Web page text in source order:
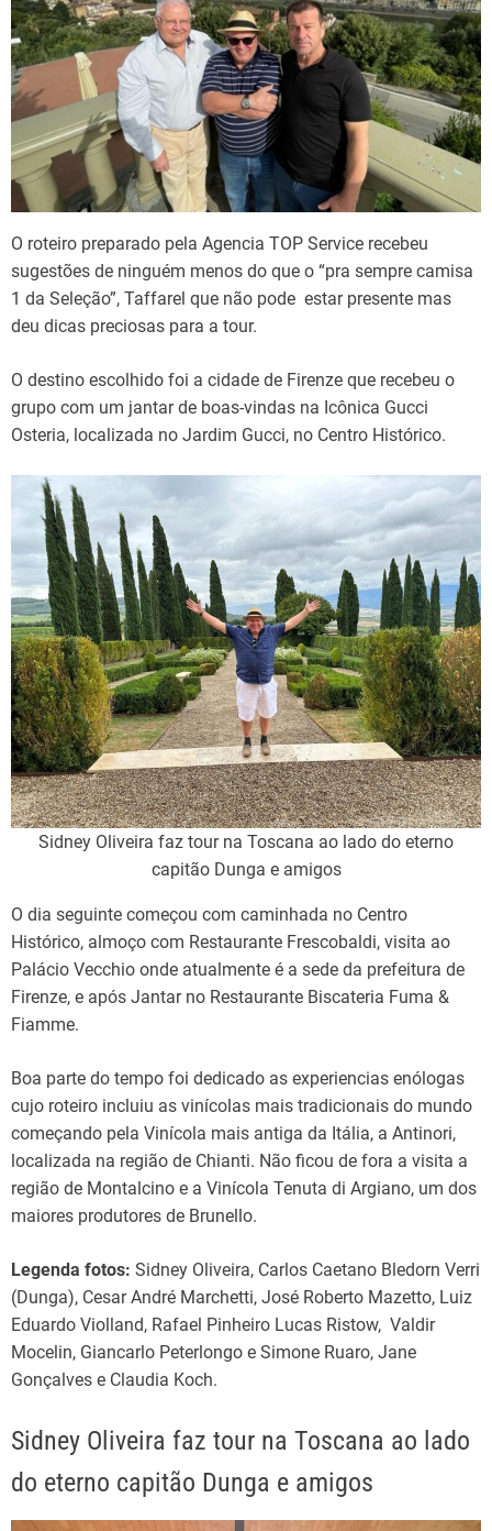
O roteiro preparado pela Agencia TOP Service recebeu
sugestões de ninguém menos do que o “pra sempre camisa
1 da Seleção”, Taffarel que não pode estar presente mas
deu dicas preciosas para a tour.
O destino escolhido foi a cidade de Firenze que recebeu o
grupo com um jantar de boas-vindas na Icônica Gucci
Osteria, localizada no Jardim Gucci, no Centro Histórico.
Sidney Oliveira faz tour na Toscana ao lado do eterno
capitão Dunga e amigos
O dia seguinte começou com caminhada no Centro
Histórico, almoço com Restaurante Frescobaldi, visita ao
Palácio Vecchio onde atualmente é a sede da prefeitura de
Firenze, e após Jantar no Restaurante Biscateria Fuma &
Fiamme.
Boa parte do tempo foi dedicado as experiencias enólogas
cujo roteiro incluiu as vinícolas mais tradicionais do mundo
começando pela Vinícola mais antiga da Itália, a Antinori,
localizada na região de Chianti. Não ficou de fora a visita a
região de Montalcino e a Vinícola Tenuta di Argiano, um dos
maiores produtores de Brunello.
Legenda fotos: Sidney Oliveira, Carlos Caetano Bledorn Verri
(Dunga), Cesar André Marchetti, José Roberto Mazetto, Luiz
Eduardo Violland, Rafael Pinheiro Lucas Ristow, Valdir
Mocelin, Giancarlo Peterlongo e Simone Ruaro, Jane
Gonçalves e Claudia Koch.
Sidney Oliveira faz tour na Toscana ao lado
do eterno capitão Dunga e amigos